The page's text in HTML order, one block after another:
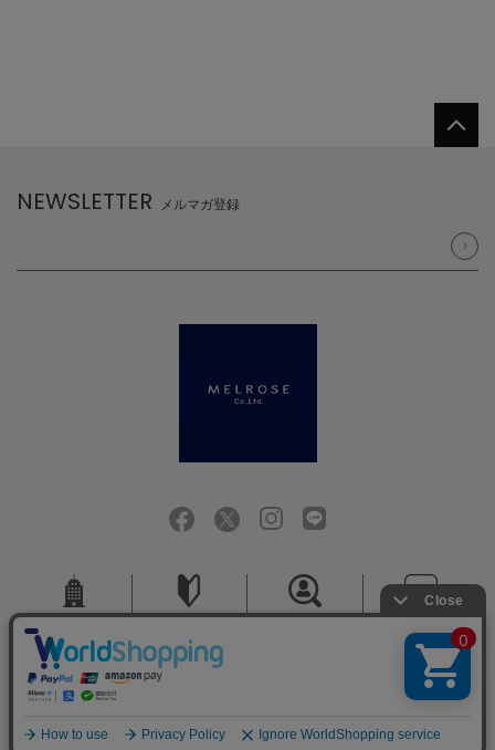
NEWSLETTER メルマガ登録
会社概要 お問い合せ
ご利用規約 特定商取引法に基づく表記
COPYRIGHT (C) MELROSE CO.,LTD.ALL RIGHTS RESERVED.